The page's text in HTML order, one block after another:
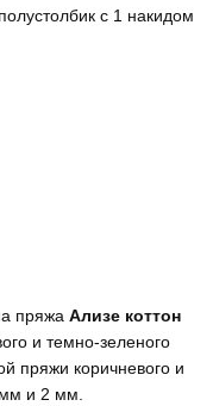
с 1 накидом
пряжаАлизе коттон
и темно-зеленого
пряжи коричневого и
мм и 2 мм.